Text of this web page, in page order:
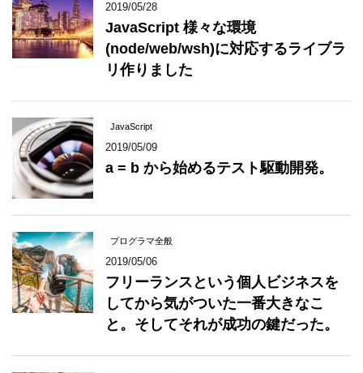
2019/05/28
JavaScript 様々な環境
(node/web/wsh)に対応するライブラ
リ作りました
JavaScript
2019/05/09
a = b から始めるテスト駆動開発。
プログラマ全般
2019/05/06
フリーランスという個人ビジネスを
してから気がついた一番大きなこ
と。そしてそれが成功の鍵だった。